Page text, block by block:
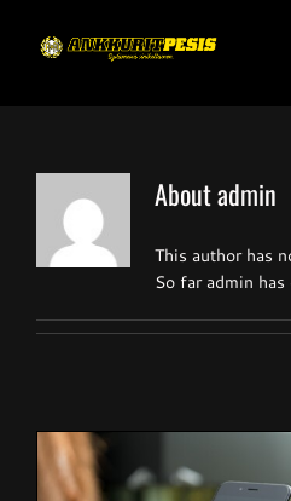
content
Uutiset
Miesten
Aboutadmin
This author has
So far admin